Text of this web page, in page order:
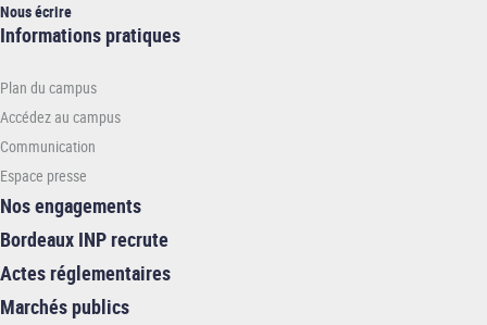
Nous écrire
Informations
INP
Informations pratiques
Plan du campus
Accédez au campus
Communication
Espace presse
Nos engagements
Bordeaux INP recrute
Actes réglementaires
Marchés publics